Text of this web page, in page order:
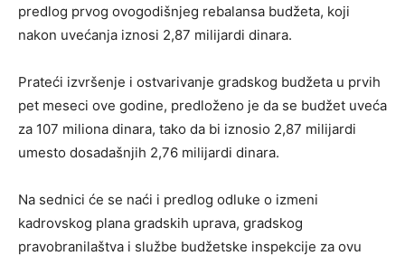
predlog prvog ovogodišnjeg rebalansa budžeta, koji
nakon uvećanja iznosi 2,87 milijardi dinara.
Prateći izvršenje i ostvarivanje gradskog budžeta u prvih
pet meseci ove godine, predloženo je da se budžet uveća
za 107 miliona dinara, tako da bi iznosio 2,87 milijardi
umesto dosadašnjih 2,76 milijardi dinara.
Na sednici će se naći i predlog odluke o izmeni
kadrovskog plana gradskih uprava, gradskog
pravobranilaštva i službe budžetske inspekcije za ovu